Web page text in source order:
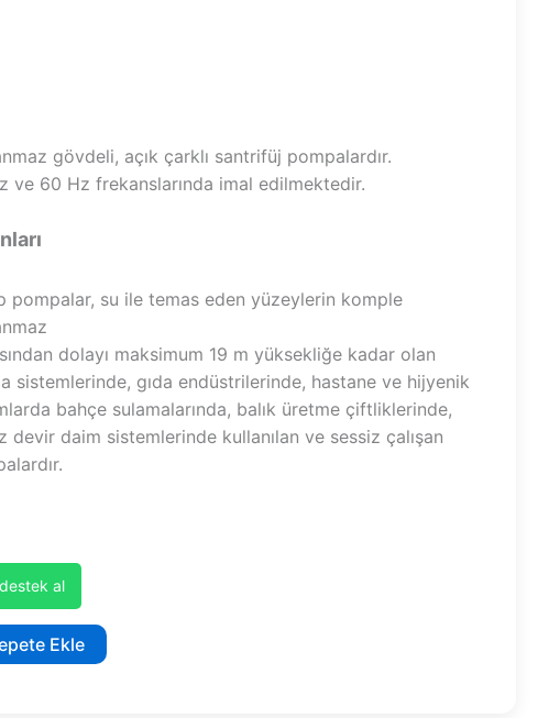
gövdeli, açık çarklı santrifüj pompalardır.
ve 60 Hz frekanslarında imal edilmektedir.
pompalar, su ile temas eden yüzeylerin komple
dolayı maksimum 19 m yüksekliğe kadar olan
sistemlerinde, gıda endüstrilerinde, hastane ve hijyenik
bahçe sulamalarında, balık üretme çiftliklerinde,
devir daim sistemlerinde kullanılan ve sessiz çalışan
al
Ekle